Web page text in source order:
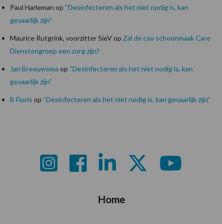
Paul Harleman op “Desinfecteren als het niet nodig is, kan
gevaarlijk zijn”
Maurice Rutgrink, voorzitter SieVop Zal de cao schoonmaak Care
Dienstengroep een zorg zijn?
Jan Breeuwsma op “Desinfecteren als het niet nodig is, kan
gevaarlijk zijn”
B Floris op “Desinfecteren als het niet nodig is, kan gevaarlijk zijn”
Home